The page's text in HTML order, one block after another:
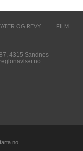
OG REVY
FILM
4315 Sandnes